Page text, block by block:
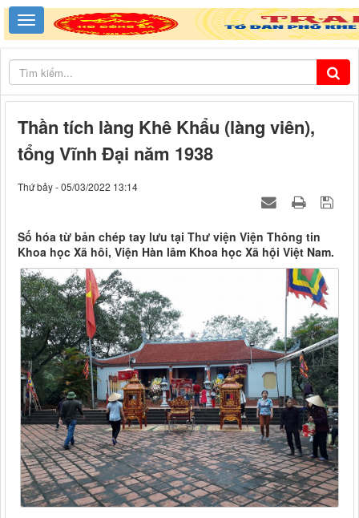
Thần tích làng Khê Khẩu (làng viên),
tổng Vĩnh Đại năm 1938
Thứ bảy - 05/03/2022 13:14
Số hóa từ bản chép tay lưu tại Thư viện Viện Thông tin
Khoa học Xã hôi, Viện Hàn lâm Khoa học Xã hội Việt Nam.